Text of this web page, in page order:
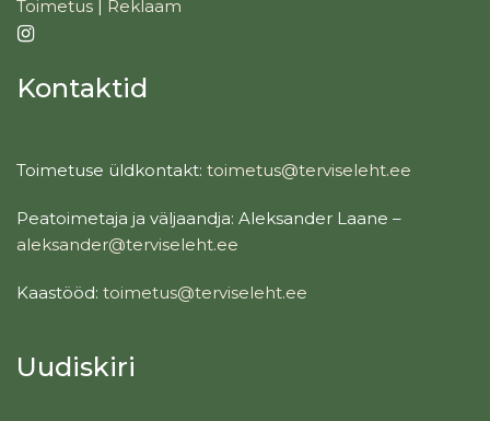
Toimetus | Reklaam
Kontaktid
Toimetuse üldkontakt: toimetus@terviseleht.ee
Peatoimetaja ja väljaandja: Aleksander Laane –
aleksander@terviseleht.ee
Kaastööd: toimetus@terviseleht.ee
Uudiskiri